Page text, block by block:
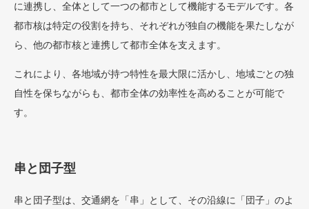
に連携し、全体として一つの都市として機能するモデルです。各
都市核は特定の役割を持ち、それぞれが独自の機能を果たしなが
ら、他の都市核と連携して都市全体を支えます。
これにより、各地域が持つ特性を最大限に活かし、地域ごとの独
自性を保ちながらも、都市全体の効率性を高めることが可能で
す。
串と団子型
串と団子型は、交通網を「串」として、その沿線に「団子」のよ